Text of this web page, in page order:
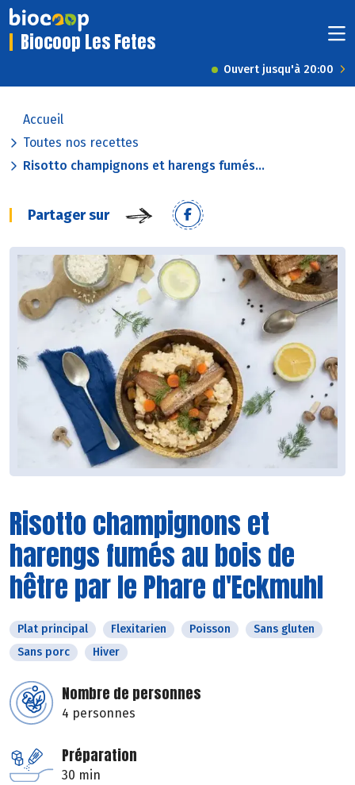
Biocoop Les Fetes
Ouvert jusqu'à 20:00
Accueil
Toutes nos recettes
Risotto champignons et harengs fumés...
Partager sur
Risotto champignons et
harengs fumés au bois de
hêtre par le Phare d'Eckmuhl
Plat principal Flexitarien Poisson
Sans gluten
Sans porc
Hiver
Nombre de personnes
4 personnes
Préparation
30 min